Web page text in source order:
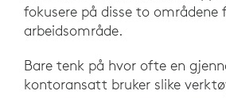
fokusere på disse to områdene
arbeidsområde.
Bare tenk på hvor ofte en
kontoransatt bruker slike